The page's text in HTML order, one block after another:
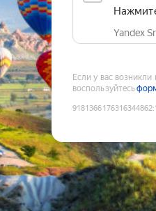
Yandex
Если у вас
воспользуйтесь
9181366176316344862: